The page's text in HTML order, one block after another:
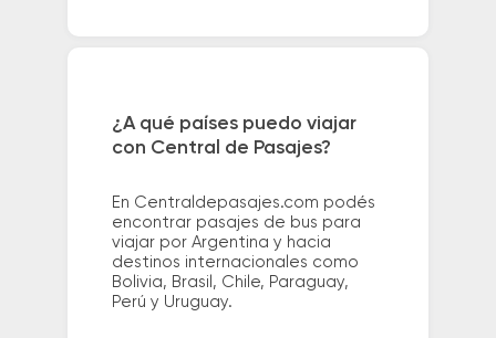
¿A qué países puedo viajar
con Central de Pasajes?
En Centraldepasajes.com podés
encontrar pasajes de bus para
viajar por Argentina y hacia
destinos internacionales como
Bolivia, Brasil, Chile, Paraguay,
Perú y Uruguay.